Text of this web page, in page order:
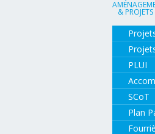
& PROJETS
PLUI
SCoT
Plan